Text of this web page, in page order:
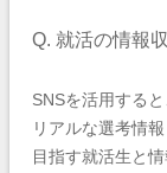
Q. 就活の情報
SNSを活用する
リアルな選考情
目指す就活生と